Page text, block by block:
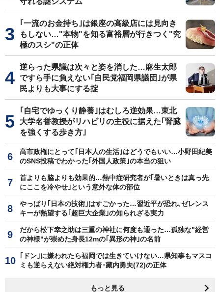
｢一流のお金持ち｣は銀座の高級店には見向き
もしない…"本物"を知る富裕層が行きつく"究
極のスシ"の正体
逆らった県議は次々と姿を消した…麻生太郎
ですら手に負えない｢自民党福岡県議団｣が県
民よりも大事にする掟
｢自宅でゆっくり静養｣はむしろ逆効果…東北
大学名誉教授がリハビリの主役に据えた｢腎臓
を強くする歩き方｣
高市政権にとって｢日本人の生活｣はどうでもいい…小野田紀美
のSNS投稿でわかった｢外国人政策｣の本当の狙い
首よりも脇よりも効果的…熱中症研究者が｢暑いときは真っ先
にここを冷やせ｣という意外な体の部位
やっぱり｢日本の技術｣はすごかった…習近平が恐れ､ゼレンス
キーが熱望する｢超巨大企業｣の知られざる実力
だから松下幸之助は三重の神社に何度も通った…孤独な"経営
の神様"が崇めた身長12mの｢異形の神｣の名前
｢ドン｣に嫌われたら福岡では生きていけない…県知事もマスコ
ミも逆らえない絶対権力者･藏内勇夫(72)の正体
もっと見る